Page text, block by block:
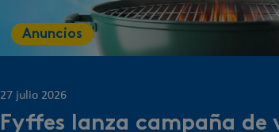
Anuncios
27 julio 2026
Fyffes lanza campaña de